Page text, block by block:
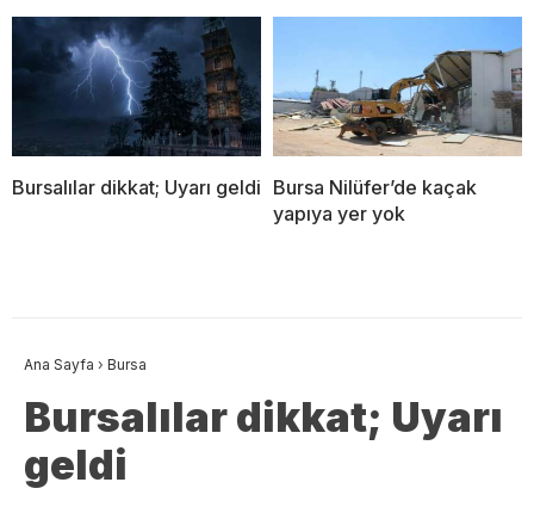
Bursalılar dikkat; Uyarı geldi Bursa Nilüfer’de kaçak
yapıya yer yok
Ana Sayfa › Bursa
Bursalılar dikkat; Uyarı
geldi